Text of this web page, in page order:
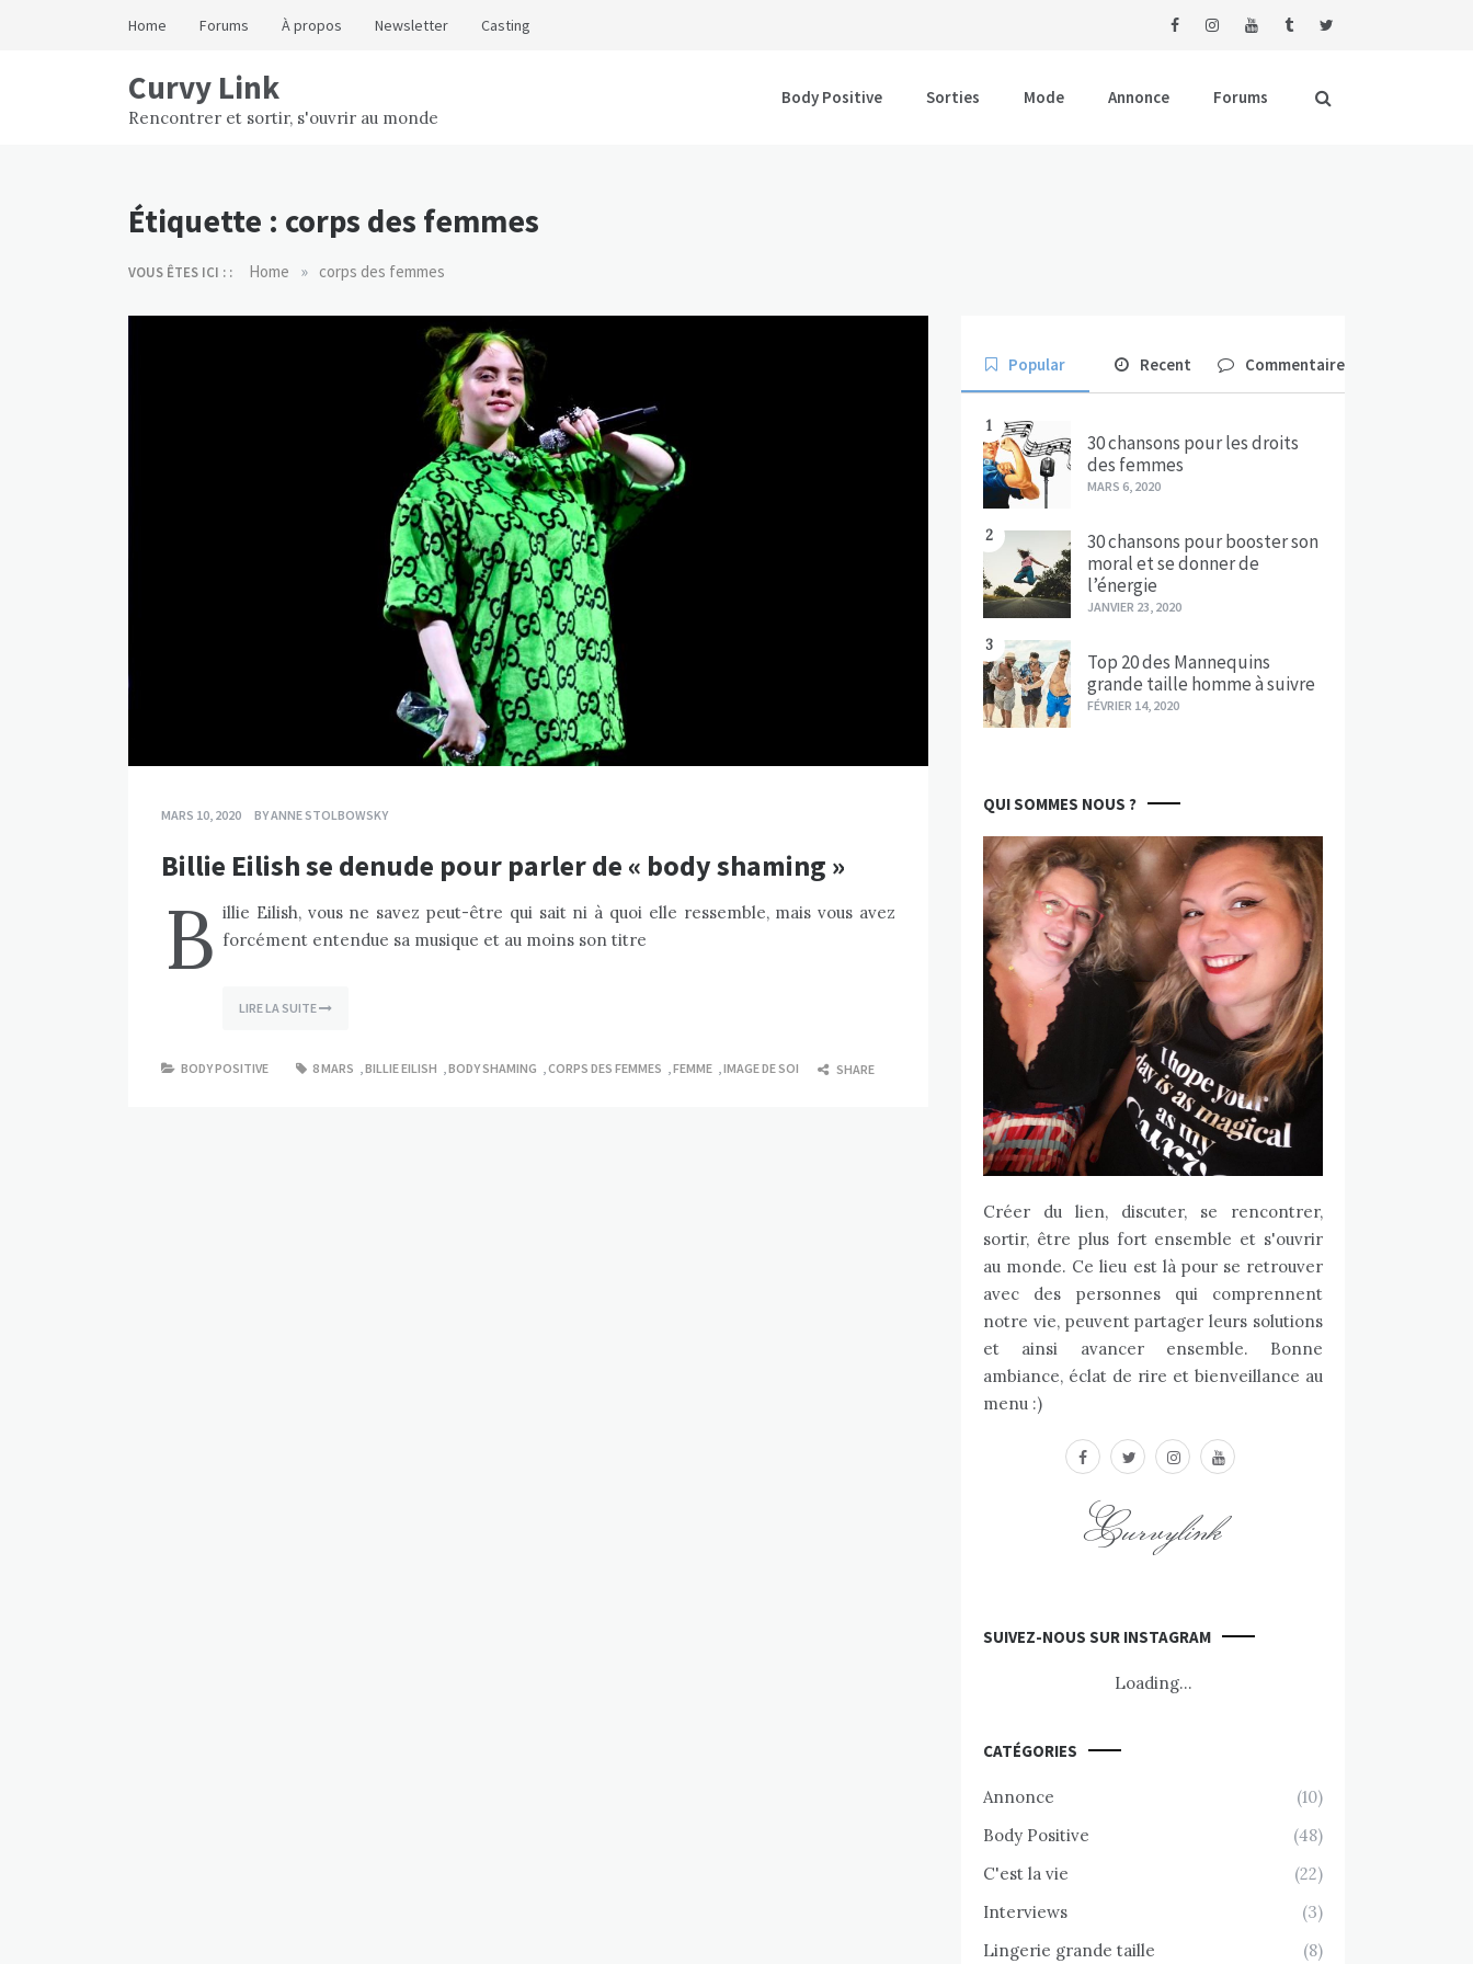
Home Forums À propos Newsletter Casting
Curvy Link
Rencontrer et sortir, s'ouvrir au monde
Body Positive Sorties Mode Annonce Forums
Étiquette : corps des femmes
VOUS ÊTES ICI : : Home » corps des femmes
MARS 10, 2020 BYANNE STOLBOWSKY
Billie Eilish se denude pour parler de « body shaming »
B illie Eilish, vous ne savez peut-être qui sait ni à quoi elle ressemble, mais vous avez
forcément entendue sa musique et au moins son titre
LIRE LA SUITE
BODY POSITIVE 8 MARS BILLIE EILISH BODY SHAMING CORPS DES FEMMES FEMME IMAGE DE SOI SHARE
Popular Recent Commentaire
1
30 chansons pour les droits
des femmes
MARS 6, 2020
2
30 chansons pour booster son
moral et se donner de
l’énergie
JANVIER 23, 2020
3
Top 20 des Mannequins
grande taille homme à suivre
FÉVRIER 14, 2020
QUI SOMMES NOUS ?
Créer du lien, discuter, se rencontrer,
sortir, être plus fort ensemble et s'ouvrir
au monde. Ce lieu est là pour se retrouver
avec des personnes qui comprennent
notre vie, peuvent partager leurs solutions
et ainsi avancer ensemble. Bonne
ambiance, éclat de rire et bienveillance au
menu :)
facebooktwitterinstagram
youtube
Curvylink
SUIVEZ-NOUS SUR INSTAGRAM
Loading...
CATÉGORIES
Annonce
(10)
Body Positive
(48)
C'est la vie
(22)
Interviews
(3)
Lingerie grande taille
(8)